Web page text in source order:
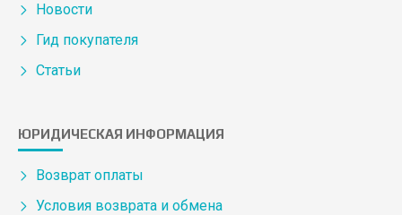
Новости
Гид покупателя
Статьи
ЮРИДИЧЕСКАЯ ИНФОРМАЦИЯ
Возврат оплаты
Условия возврата и обмена